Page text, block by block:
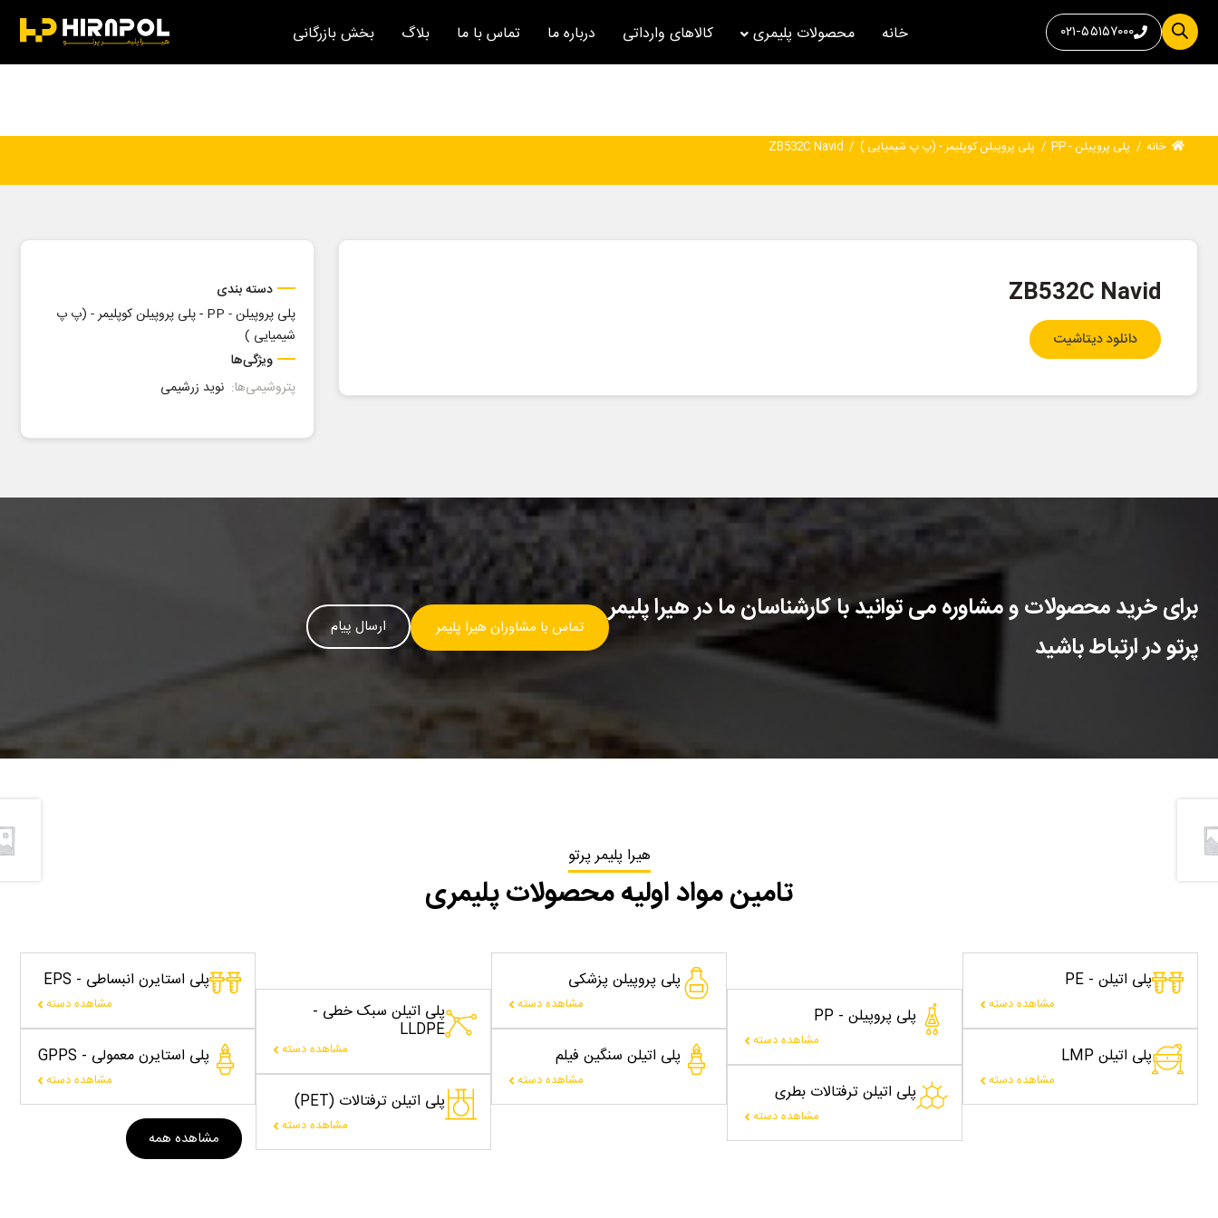
۰۲۱-۵۵۱۵۷۰۰۰ خانه محصولات پلیمری کالاهای وارداتی درباره ما تماس با ما بلاگ بخش بازرگانی
خانه / پلی پروپیلن - PP / پلی پروپیلن کوپلیمر - (پ پ شیمیایی ) /
ZB532C Navid
ZB532C Navid
دانلود دیتاشیت
دسته بندی
پلی پروپیلن - PP
-پلی پروپیلن کوپلیمر - (پ پ
شیمیایی )
ویژگی‌ها
پتروشیمی‌ها: نوید زرشیمی
برای خرید محصولات و مشاوره می توانید با کارشناسان ما در هیرا پلیمر
پرتو در ارتباط باشید
تماس با مشاوران هیرا پلیمر ارسال پیام
هیرا پلیمر پرتو
تامین مواد اولیه محصولات پلیمری
پلی اتیلن - PE
مشاهده دسته
پلی اتیلن LMP
مشاهده دسته
پلی پروپیلن - PP
مشاهده دسته
پلی اتیلن ترفتالات بطری
مشاهده دسته
پلی پروپیلن پزشکی
مشاهده دسته
پلی اتیلن سنگین فیلم
مشاهده دسته
پلی اتیلن سبک خطی -
LLDPE
مشاهده دسته
پلی اتیلن ترفتالات (PET)
مشاهده دسته
پلی استایرن انبساطی - EPS
مشاهده دسته
پلی استایرن معمولی - GPPS
مشاهده دسته
مشاهده همه